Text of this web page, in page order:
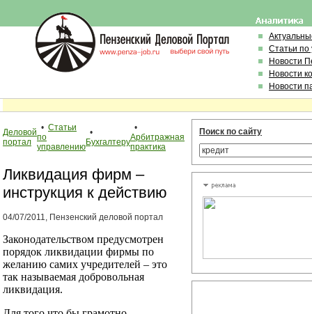
Статьи по
Новости
Новости
Новости
Деловой
портал
• Статьи
по
управлению
•
Бухгалтеру
•
Арбитражная
практика
Ликвидация фирм –
инструкция к действию
04/07/2011, Пензенский деловой портал
Законодательством предусмотрен
порядок ликвидации фирмы по
желанию самих учредителей – это
так называемая добровольная
ликвидация.
Поиск по сайту